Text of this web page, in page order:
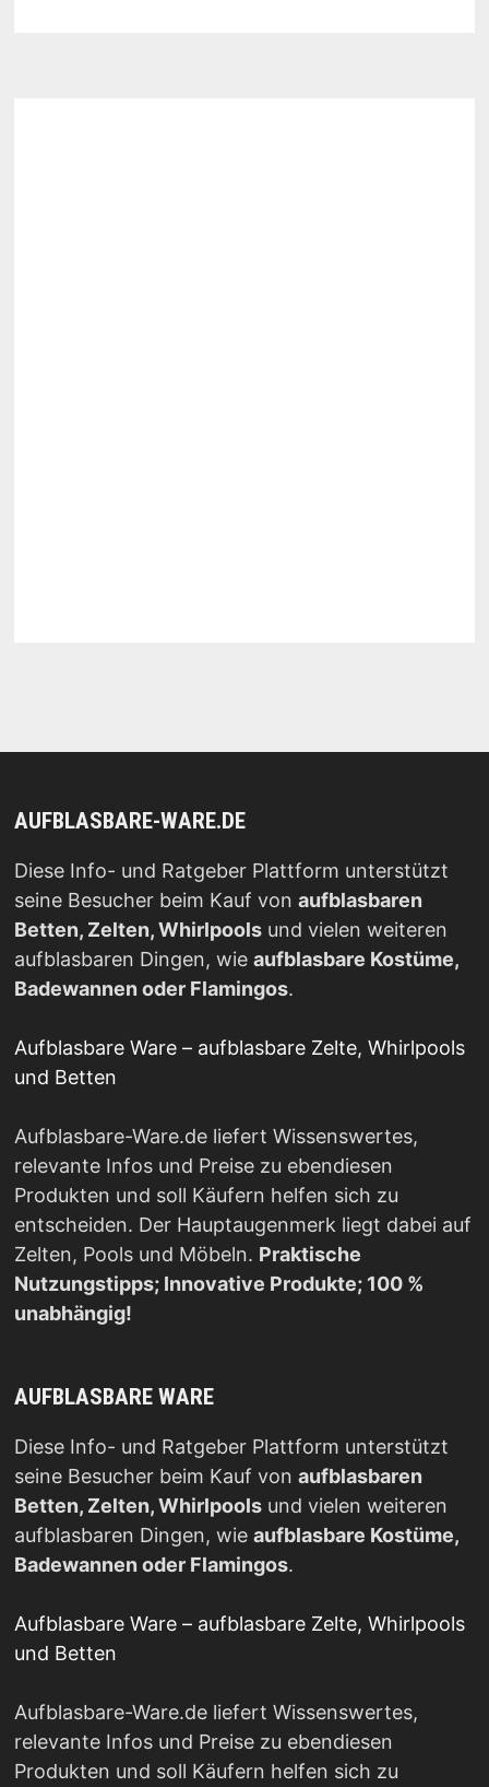
AUFBLASBARE-WARE.DE
Diese Info- und Ratgeber Plattform unterstützt
seine Besucher beim Kauf von aufblasbaren
Betten, Zelten, Whirlpoolsund vielen weiteren
aufblasbaren Dingen, wie aufblasbare Kostüme,
Badewannen oder Flamingos.
Aufblasbare Ware – aufblasbare Zelte, Whirlpools
und Betten
Aufblasbare-Ware.de liefert Wissenswertes,
relevante Infos und Preise zu ebendiesen
Produkten und soll Käufern helfen sich zu
entscheiden. Der Hauptaugenmerk liegt dabei auf
Zelten, Pools und Möbeln. Praktische
Nutzungstipps; Innovative Produkte; 100 %
unabhängig!
AUFBLASBARE WARE
Diese Info- und Ratgeber Plattform unterstützt
seine Besucher beim Kauf von aufblasbaren
Betten, Zelten, Whirlpoolsund vielen weiteren
aufblasbaren Dingen, wie aufblasbare Kostüme,
Badewannen oder Flamingos.
Aufblasbare Ware – aufblasbare Zelte, Whirlpools
und Betten
Aufblasbare-Ware.de liefert Wissenswertes,
relevante Infos und Preise zu ebendiesen
Produkten und soll Käufern helfen sich zu